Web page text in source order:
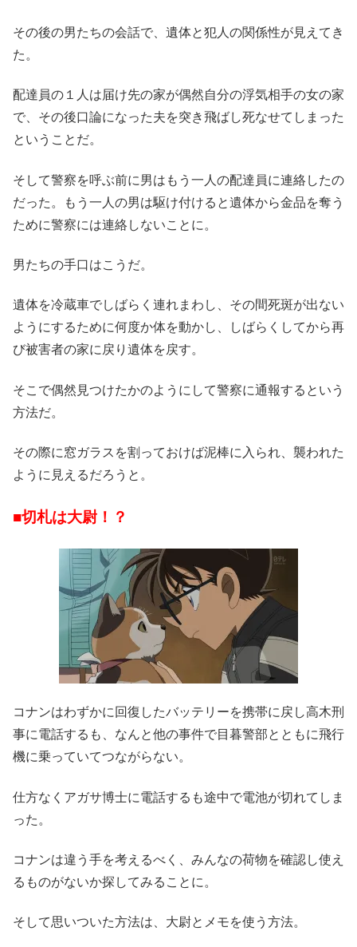
その後の男たちの会話で、遺体と犯人の関係性が見えてき
た。
配達員の１人は届け先の家が偶然自分の浮気相手の女の家
で、その後口論になった夫を突き飛ばし死なせてしまった
ということだ。
そして警察を呼ぶ前に男はもう一人の配達員に連絡したの
だった。もう一人の男は駆け付けると遺体から金品を奪う
ために警察には連絡しないことに。
男たちの手口はこうだ。
遺体を冷蔵車でしばらく連れまわし、その間死斑が出ない
ようにするために何度か体を動かし、しばらくしてから再
び被害者の家に戻り遺体を戻す。
そこで偶然見つけたかのようにして警察に通報するという
方法だ。
その際に窓ガラスを割っておけば泥棒に入られ、襲われた
ように見えるだろうと。
■切札は大尉！？
コナンはわずかに回復したバッテリーを携帯に戻し高木刑
事に電話するも、なんと他の事件で目暮警部とともに飛行
機に乗っていてつながらない。
仕方なくアガサ博士に電話するも途中で電池が切れてしま
った。
コナンは違う手を考えるべく、みんなの荷物を確認し使え
るものがないか探してみることに。
そして思いついた方法は、大尉とメモを使う方法。